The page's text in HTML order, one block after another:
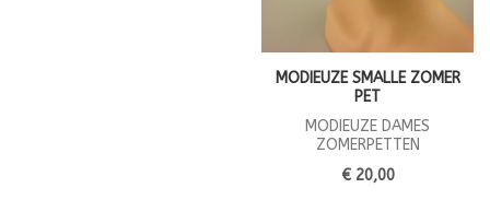
MODIEUZE SMALLE ZOMER
PET
MODIEUZE DAMES
ZOMERPETTEN
€ 20,00